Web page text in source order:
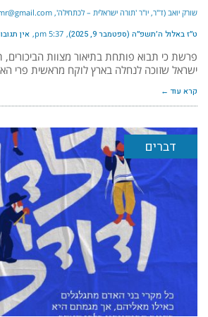
שורק יואב (ד"ר, יו"ר 'תורה ישראלית – לכתחילה', yoav.mr@gmail.com)
ט״ז באלול ה׳תשפ״ה (ספטמבר 9, 2025) 5:37 pm אין
פרשת כי תבוא פותחת בתיאור מצוות הביכורים,
ישראל שזוכה לנחלה בארץ לוקח מראשית פרי
קרא עוד ←
דברים